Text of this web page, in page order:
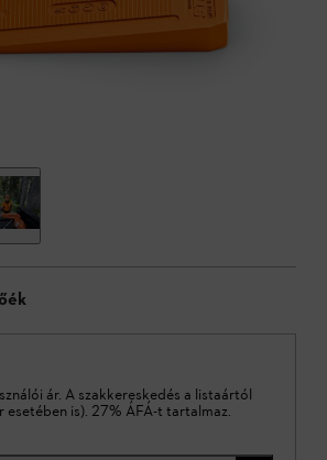
ár. A szakkereskedés a listaártól
esetében is). 27% ÁFÁ-t tartalmaz.